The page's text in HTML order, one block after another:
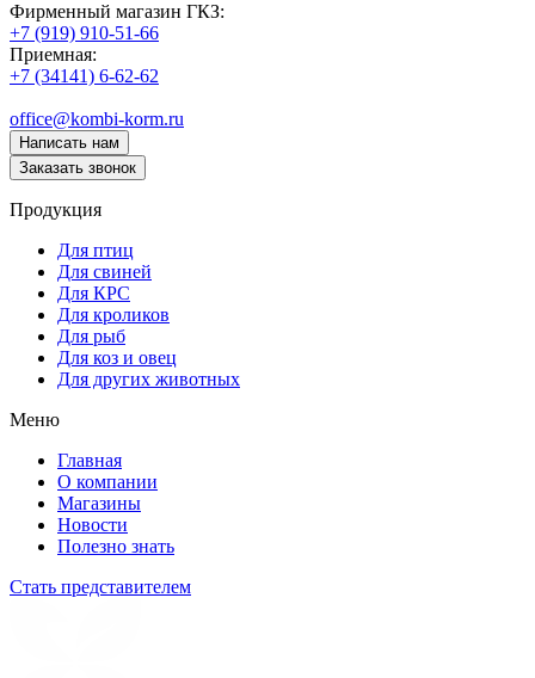
Фирменный магазин ГКЗ:
+7 (919) 910-51-66
Приемная:
+7 (34141) 6-62-62
office@kombi-korm.ru
Написать нам
Заказать звонок
Продукция
Для птиц
Для свиней
Для КРС
Для кроликов
Для рыб
Для коз и овец
Для других животных
Меню
Главная
О компании
Магазины
Новости
Полезно знать
Стать представителем